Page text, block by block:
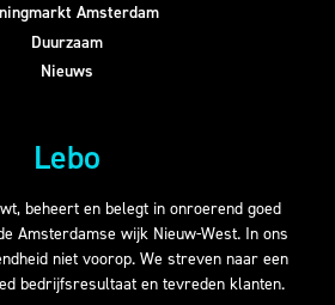
Amsterdam
Duurzaam
Nieuws
Lebo
beheert en belegt in onroerend goed
Amsterdamse wijk Nieuw-West. In ons
niet voorop. We streven naar een
bedrijfsresultaat en tevreden klanten.